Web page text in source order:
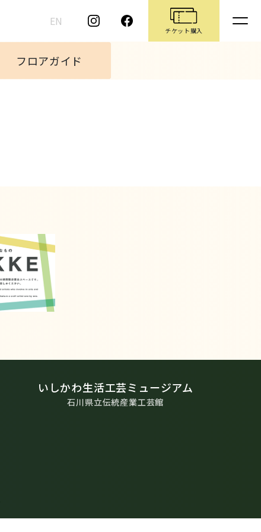
EN
チケット購入
フロアガイド
いしかわ生活工芸ミュージアム
石川県立伝統産業工芸館